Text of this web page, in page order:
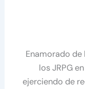
Enamorado de
los JRPG
ejerciendo de